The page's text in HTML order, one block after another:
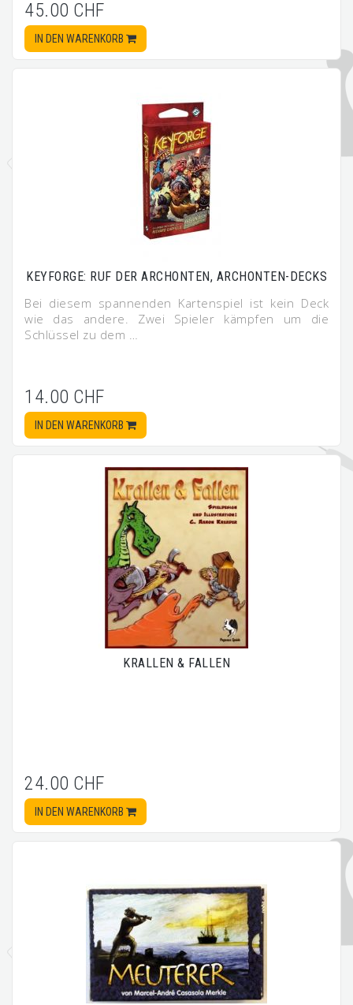
45.00 CHF
IN DEN WARENKORB
KEYFORGE: RUF DER ARCHONTEN, ARCHONTEN-DECKS
Bei diesem spannenden Kartenspiel ist kein Deck
wie das andere. Zwei Spieler kämpfen um die
Schlüssel zu dem …
14.00 CHF
IN DEN WARENKORB
KRALLEN & FALLEN
24.00 CHF
IN DEN WARENKORB